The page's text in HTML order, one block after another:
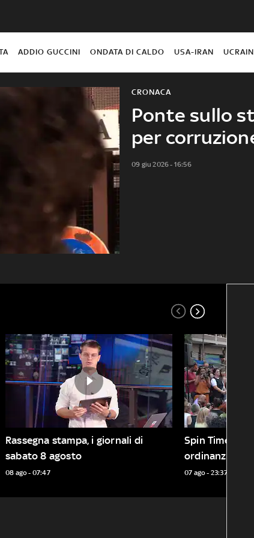
ADDIO GUCCINI ONDATA DI CALDO USA-IRAN
Ponte sullo
per
CRONACA
09 giu 2026 - 16:56
Rassegna stampa, i giornali di
sabato 8 agosto
08 ago - 07:47
Spin Time a
ordinanza per
07 ago - 23:37